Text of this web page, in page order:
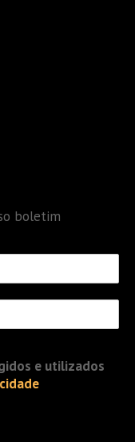
boletim
e utilizados